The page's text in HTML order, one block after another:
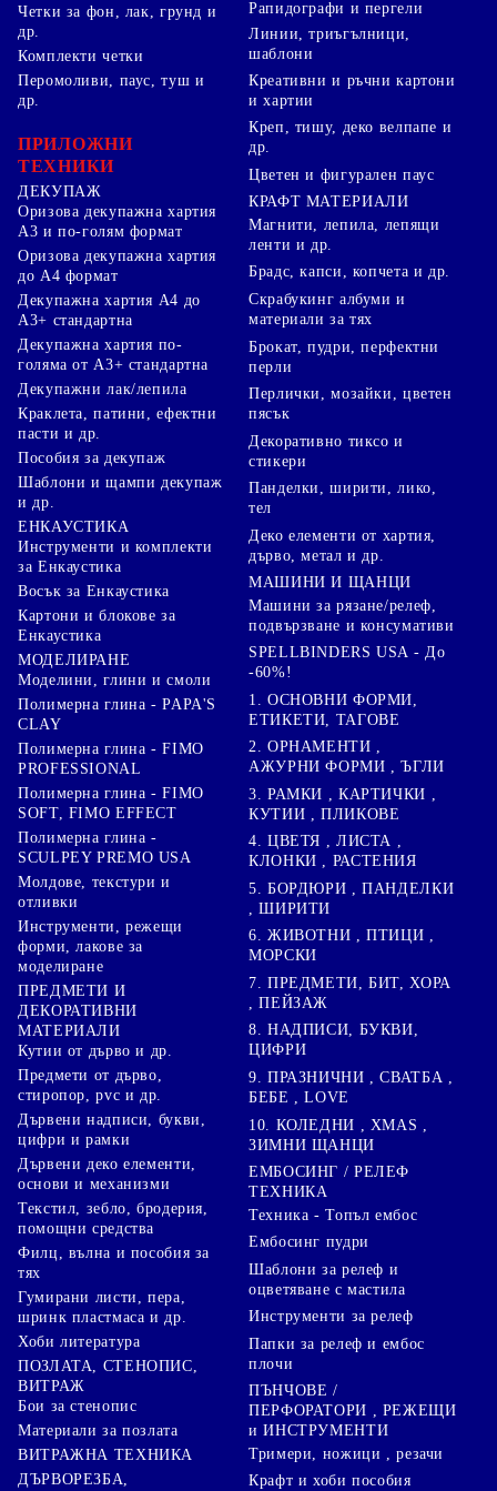
Четки за фон, лак, грунд и
др.
Комплекти четки
Рапидографи и пергели
Линии, триъгълници,
шаблони
Перомоливи, паус, туш и
др.
ПРИЛОЖНИ
ТЕХНИКИ
ДЕКУПАЖ
Оризова декупажна хартия
А3 и по-голям формат
Оризова декупажна хартия
до А4 формат
Декупажна хартия А4 до
А3+ стандартна
Декупажна хартия по-
голяма от А3+ стандартна
Декупажни лак/лепила
Краклета, патини, ефектни
пасти и др.
Пособия за декупаж
Шаблони и щампи декупаж
и др.
ЕНКАУСТИКА
Инструменти и комплекти
за Енкаустика
Восък за Енкаустика
Картони и блокове за
Енкаустика
МОДЕЛИРАНЕ
Моделини, глини и смоли
Полимерна глина - PAPA'S
CLAY
Полимерна глина - FIMO
PROFESSIONAL
Полимерна глина - FIMO
SOFT, FIMO EFFECT
Полимерна глина -
SCULPEY PREMO USA
Молдове, текстури и
отливки
Инструменти, режещи
форми, лакове за
моделиране
ПРЕДМЕТИ И
ДЕКОРАТИВНИ
МАТЕРИАЛИ
Кутии от дърво и др.
Предмети от дърво,
стиропор, pvc и др.
Дървени надписи, букви,
цифри и рамки
Дървени деко елементи,
основи и механизми
Текстил, зебло, бродерия,
помощни средства
Филц, вълна и пособия за
тях
Гумирани листи, пера,
шринк пластмаса и др.
Хоби литература
ПОЗЛАТА, СТЕНОПИС,
ВИТРАЖ
Бои за стенопис
Материали за позлата
ВИТРАЖНА ТЕХНИКА
ДЪРВОРЕЗБА,
Креативни и ръчни картони
и хартии
Креп, тишу, деко велпапе и
др.
Цветен и фигурален паус
КРАФТ МАТЕРИАЛИ
Магнити, лепила, лепящи
ленти и др.
Брадс, капси, копчета и др.
Скрабукинг албуми и
материали за тях
Брокат, пудри, перфектни
перли
Перлички, мозайки, цветен
пясък
Декоративно тиксо и
стикери
Панделки, ширити, лико,
тел
Деко елементи от хартия,
дърво, метал и др.
МАШИНИ И ЩАНЦИ
Машини за рязане/релеф,
подвързване и консумативи
SPELLBINDERS USA - До
-60%!
1. ОСНОВНИ ФОРМИ,
ЕТИКЕТИ, ТАГОВЕ
2. ОРНАМЕНТИ ,
АЖУРНИ ФОРМИ , ЪГЛИ
3. РАМКИ , КАРТИЧКИ ,
КУТИИ , ПЛИКОВЕ
4. ЦВЕТЯ , ЛИСТА ,
КЛОНКИ , РАСТЕНИЯ
5. БОРДЮРИ , ПАНДЕЛКИ
, ШИРИТИ
6. ЖИВОТНИ , ПТИЦИ ,
МОРСКИ
7. ПРЕДМЕТИ, БИТ, ХОРА
, ПЕЙЗАЖ
8. НАДПИСИ, БУКВИ,
ЦИФРИ
9. ПРАЗНИЧНИ , СВАТБА ,
БЕБЕ , LOVE
10. КОЛЕДНИ , XMAS ,
ЗИМНИ ЩАНЦИ
ЕМБОСИНГ / РЕЛЕФ
ТЕХНИКА
Техника - Топъл ембос
Ембосинг пудри
Шаблони за релеф и
оцветяване с мастила
Инструменти за релеф
Папки за релеф и ембос
плочи
ПЪНЧОВЕ /
ПЕРФОРАТОРИ , РЕЖЕЩИ
и ИНСТРУМЕНТИ
Тримери, ножици , резачи
Крафт и хоби пособия